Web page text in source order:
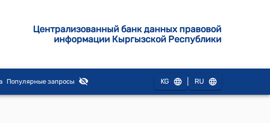
Централизованный банк данных правовой
информации Кыргызской Республики
Популярные запросы KG RU